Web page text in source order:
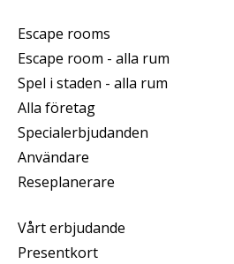
Escape rooms
Escape room - alla rum
Spel i staden - alla rum
Alla företag
Specialerbjudanden
Användare
Reseplanerare
Vårt erbjudande
Presentkort